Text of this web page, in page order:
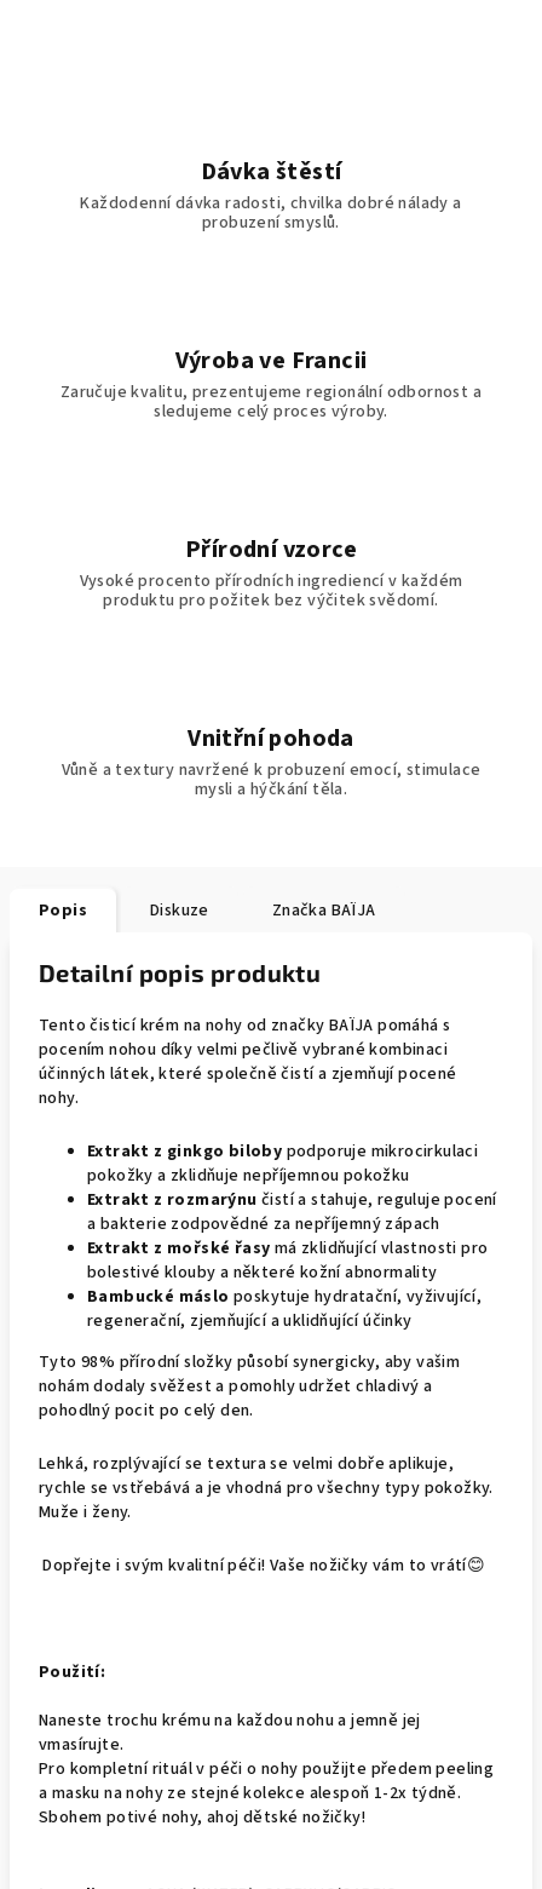
Dávka štěstí
Každodenní dávka radosti, chvilka dobré nálady a
probuzení smyslů.
Výroba ve Francii
Zaručuje kvalitu, prezentujeme regionální odbornost a
sledujeme celý proces výroby.
Přírodní vzorce
Vysoké procento přírodních ingrediencí v každém
produktu pro požitek bez výčitek svědomí.
Vnitřní pohoda
Vůně a textury navržené k probuzení emocí, stimulace
mysli a hýčkání těla.
Popis Diskuze Značka BAÏJA
Detailní popis produktu
Tento čisticí krém na nohy od značky BAÏJA pomáhá s
pocením nohou díky velmi pečlivě vybrané kombinaci
účinných látek, které společně čistí a zjemňují pocené
nohy.
Extrakt z ginkgo biloby podporuje mikrocirkulaci
pokožky a zklidňuje nepříjemnou pokožku
Extrakt z rozmarýnu čistí a stahuje, reguluje pocení
a bakterie zodpovědné za nepříjemný zápach
Extrakt z mořské řasy má zklidňující vlastnosti pro
bolestivé klouby a některé kožní abnormality
Bambucké máslo poskytuje hydratační, vyživující,
regenerační, zjemňující a uklidňující účinky
Tyto 98% přírodní složky působí synergicky, aby vašim
nohám dodaly svěžest a pomohly udržet chladivý a
pohodlný pocit po celý den.
Lehká, rozplývající se textura se velmi dobře aplikuje,
rychle se vstřebává a je vhodná pro všechny typy pokožky.
Muže i ženy.
Dopřejte i svým kvalitní péči! Vaše nožičky vám to vrátí😊
Použití:
Naneste trochu krému na každou nohu a jemně jej
vmasírujte.
Pro kompletní rituál v péči o nohy použijte předem peeling
a masku na nohy ze stejné kolekce alespoň 1-2x týdně.
Sbohem potivé nohy, ahoj dětské nožičky!